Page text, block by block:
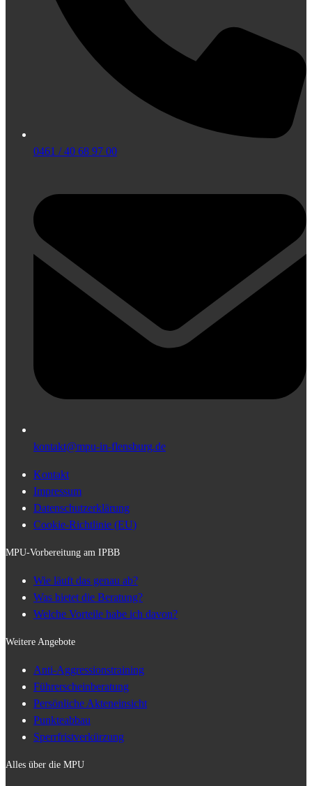
0461 / 40 68 97 00
kontakt@mpu-in-flensburg.de
Kontakt
Impressum
Datenschutzerklärung
Cookie-Richtlinie (EU)
MPU-Vorbereitung am IPBB
Wie läuft das genau ab?
Was bietet die Beratung?
Welche Vorteile habe ich davon?
Weitere Angebote
Anti-Aggressionstraining
Führerscheinberatung
Persönliche Akteneinsicht
Punkteabbau
Sperrfristverkürzung
Alles über die MPU